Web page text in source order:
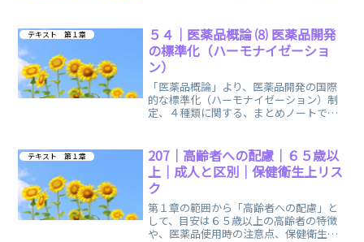
テキスト 第１章
５４｜医薬品概論 ⑻ 医薬品開発
の標準化（ハーモナイゼーショ
ン）
「医薬品概論」より、医薬品開発の国際
的な標準化（ハーモナイゼーション）制
定、４種類に関する、まとめノートで
テキスト 第１章
207｜高齢者への配慮｜６５歳以
上｜成人と区別｜保健衛生上リス
ク
第１章の範囲から「高齢者への配慮」と
して、目安は６５歳以上の高齢者の特徴
や、医薬品使用時の注意点、保健衛生上